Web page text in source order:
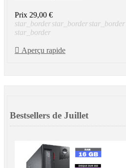
Prix 29,00 €
star_borderstar_borderstar_border
star_border
 Aperçu rapide
Bestsellers de Juillet